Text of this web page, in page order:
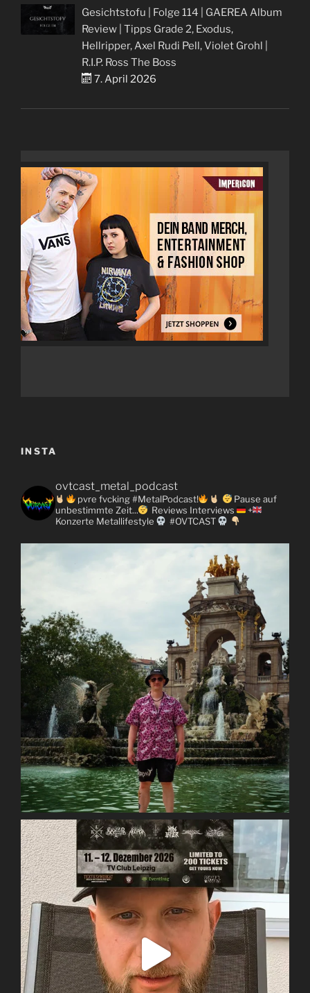
Gesichtstofu | Folge 114 | GAEREA Album
Review | Tipps Grade 2, Exodus,
Hellripper, Axel Rudi Pell, Violet Grohl |
R.I.P. Ross The Boss
7. April 2026
INSTA
ovtcast_metal_podcast
pvre fvcking #MetalPodcast!
Pause auf
unbestimmte Zeit...
Reviews Interviews
+
Konzerte Metallifestyle #OVTCAST